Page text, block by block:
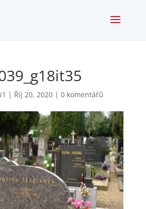
| Říj 20, 2020| 0 komentářů